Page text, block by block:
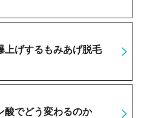
上げするもみあげ脱毛
酸でどう変わるのか